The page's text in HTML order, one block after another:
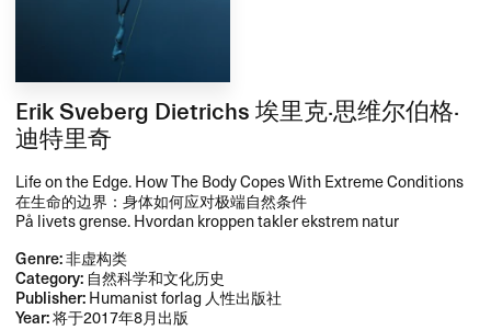
Erik Sveberg Dietrichs 埃里克·思维尔伯格·
迪特里奇
Life on the Edge. How The Body Copes With Extreme Conditions
在生命的边界：身体如何应对极端自然条件
På livets grense. Hvordan kroppen takler ekstrem natur
Genre:非虚构类
Category: 自然科学和文化历史
Publisher:Humanist forlag 人性出版社
Year:将于2017年8月出版